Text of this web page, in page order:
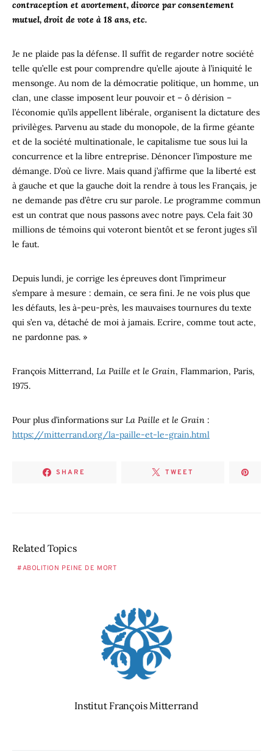
contraception et avortement, divorce par consentement
mutuel, droit de vote à 18 ans, etc.
Je ne plaide pas la défense. Il suffit de regarder notre société
telle qu’elle est pour comprendre qu’elle ajoute à l’iniquité le
mensonge. Au nom de la démocratie politique, un homme, un
clan, une classe imposent leur pouvoir et – ô dérision –
l’économie qu’ils appellent libérale, organisent la dictature des
privilèges. Parvenu au stade du monopole, de la firme géante
et de la société multinationale, le capitalisme tue sous lui la
concurrence et la libre entreprise. Dénoncer l’imposture me
démange. D’où ce livre. Mais quand j’affirme que la liberté est
à gauche et que la gauche doit la rendre à tous les Français, je
ne demande pas d’être cru sur parole. Le programme commun
est un contrat que nous passons avec notre pays. Cela fait 30
millions de témoins qui voteront bientôt et se feront juges s’il
le faut.
Depuis lundi, je corrige les épreuves dont l’imprimeur
s’empare à mesure : demain, ce sera fini. Je ne vois plus que
les défauts, les à-peu-près, les mauvaises tournures du texte
qui s’en va, détaché de moi à jamais. Ecrire, comme tout acte,
ne pardonne pas. »
François Mitterrand, La Paille et le Grain, Flammarion, Paris,
1975.
Pour plus d’informations sur La Paille et le Grain :
https://mitterrand.org/la-paille-et-le-grain.html
SHARE TWEET
Related Topics
ABOLITION PEINE DE MORT
Institut François Mitterrand